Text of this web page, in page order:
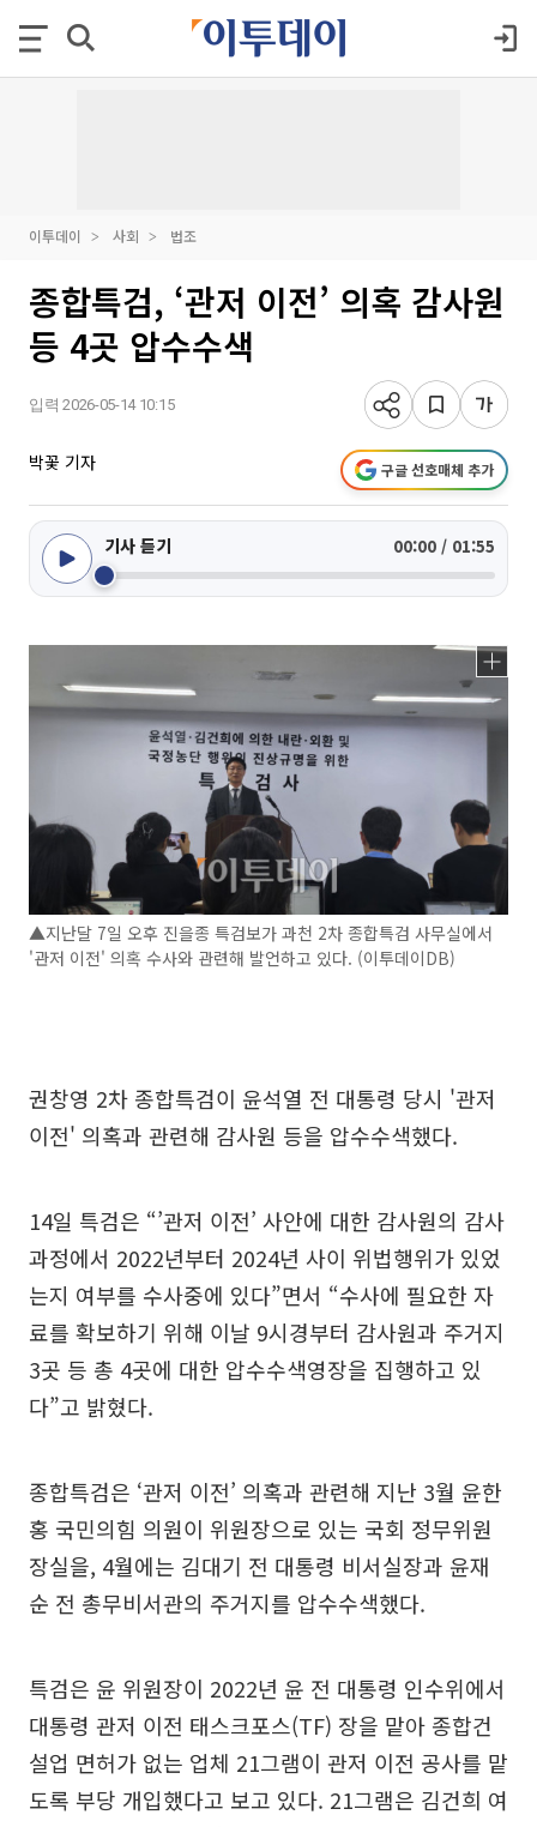
이투데이 사회 법조
종합특검, ‘관저 이전’ 의혹 감사원
등 4곳 압수수색
입력 2026-05-14 10:15
박꽃 기자 구글 선호매체 추가
기사 듣기 00:00 / 01:55
▲지난달 7일 오후 진을종 특검보가 과천 2차 종합특검 사무실에서
'관저 이전' 의혹 수사와 관련해 발언하고 있다. (이투데이DB)
권창영 2차 종합특검이 윤석열 전 대통령 당시 '관저
이전' 의혹과 관련해 감사원 등을 압수수색했다.
14일 특검은 “’관저 이전’ 사안에 대한 감사원의 감사
과정에서 2022년부터 2024년 사이 위법행위가 있었
는지 여부를 수사중에 있다”면서 “수사에 필요한 자
료를 확보하기 위해 이날 9시경부터 감사원과 주거지
3곳 등 총 4곳에 대한 압수수색영장을 집행하고 있
다”고 밝혔다.
종합특검은 ‘관저 이전’ 의혹과 관련해 지난 3월 윤한
홍 국민의힘 의원이 위원장으로 있는 국회 정무위원
장실을, 4월에는 김대기 전 대통령 비서실장과 윤재
순 전 총무비서관의 주거지를 압수수색했다.
특검은 윤 위원장이 2022년 윤 전 대통령 인수위에서
대통령 관저 이전 태스크포스(TF) 장을 맡아 종합건
설업 면허가 없는 업체 21그램이 관저 이전 공사를 맡
도록 부당 개입했다고 보고 있다. 21그램은 김건희 여